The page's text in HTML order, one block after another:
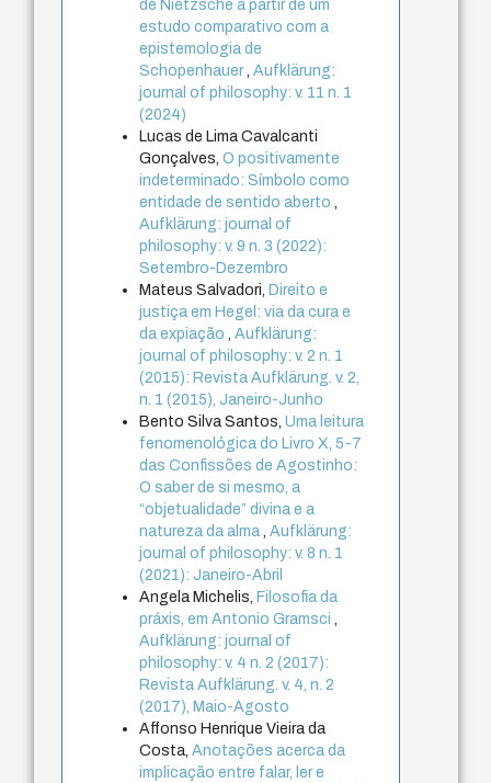
de Nietzsche a partir de um
estudo comparativo com a
epistemologia de
Schopenhauer,Aufklärung:
journal of philosophy: v. 11 n. 1
(2024)
Lucas de Lima Cavalcanti
Gonçalves,O positivamente
indeterminado: Símbolo como
entidade de sentido aberto,
Aufklärung: journal of
philosophy: v. 9 n. 3 (2022):
Setembro-Dezembro
Mateus Salvadori, Direito e
justiça em Hegel: via da cura e
da expiação,Aufklärung:
journal of philosophy: v. 2 n. 1
(2015): Revista Aufklärung. v. 2,
n. 1 (2015), Janeiro-Junho
Bento Silva Santos,Uma leitura
fenomenológica do Livro X, 5-7
das Confissões de Agostinho:
O saber de si mesmo, a
“objetualidade” divina e a
natureza da alma,Aufklärung:
journal of philosophy: v. 8 n. 1
(2021): Janeiro-Abril
Angela Michelis, Filosofia da
práxis, em Antonio Gramsci,
Aufklärung: journal of
philosophy: v. 4 n. 2 (2017):
Revista Aufklärung. v. 4, n. 2
(2017), Maio-Agosto
Affonso Henrique Vieira da
Costa,Anotações acerca da
implicação entre falar, ler e